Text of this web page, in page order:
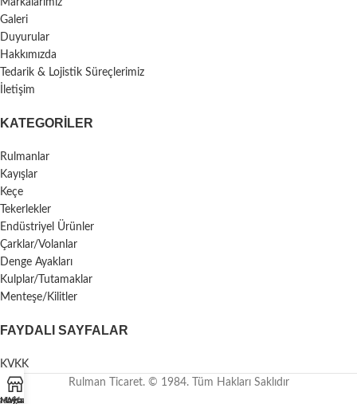
Markalarımız
Galeri
Duyurular
Hakkımızda
Tedarik & Lojistik Süreçlerimiz
İletişim
KATEGORILER
Rulmanlar
Kayışlar
Keçe
Tekerlekler
Endüstriyel Ürünler
Çarklar/Volanlar
Denge Ayakları
Kulplar/Tutamaklar
Menteşe/Kilitler
FAYDALI SAYFALAR
KVKK
Rulman Ticaret. © 1984. Tüm Hakları Saklıdır
Mağaza
Whatsapp